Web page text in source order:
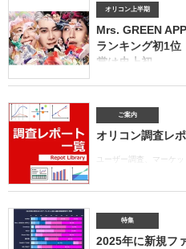
オリコン上半期
Mrs. GREEN
ランキング初1
賞は史上初
■アーティスト別セー
ーティスト別セールス部門「トータルランキン
上53.6億円で、自身初の1位に輝いた。Mrs.
「デジタルランキング」では3年連続で上半期1
ティストがトータルセールス1位を受賞するの
APPLE（左から）藤澤涼架（Key）、大森元貴
セールス部門「トータルランキング」は、音楽
ご案内
オリコン調査レ
ユーザー調査、マーケ
調査 2026 価格戦略の
SNS・動画配信を横断したファン行動を分析。
提供(2026年5月)アーティストグッズに関する
「いくらまで買うのか」を明確化し、商品企画
特集
2025年に新規フ